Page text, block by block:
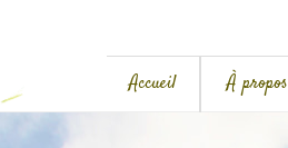
Accueil À propos